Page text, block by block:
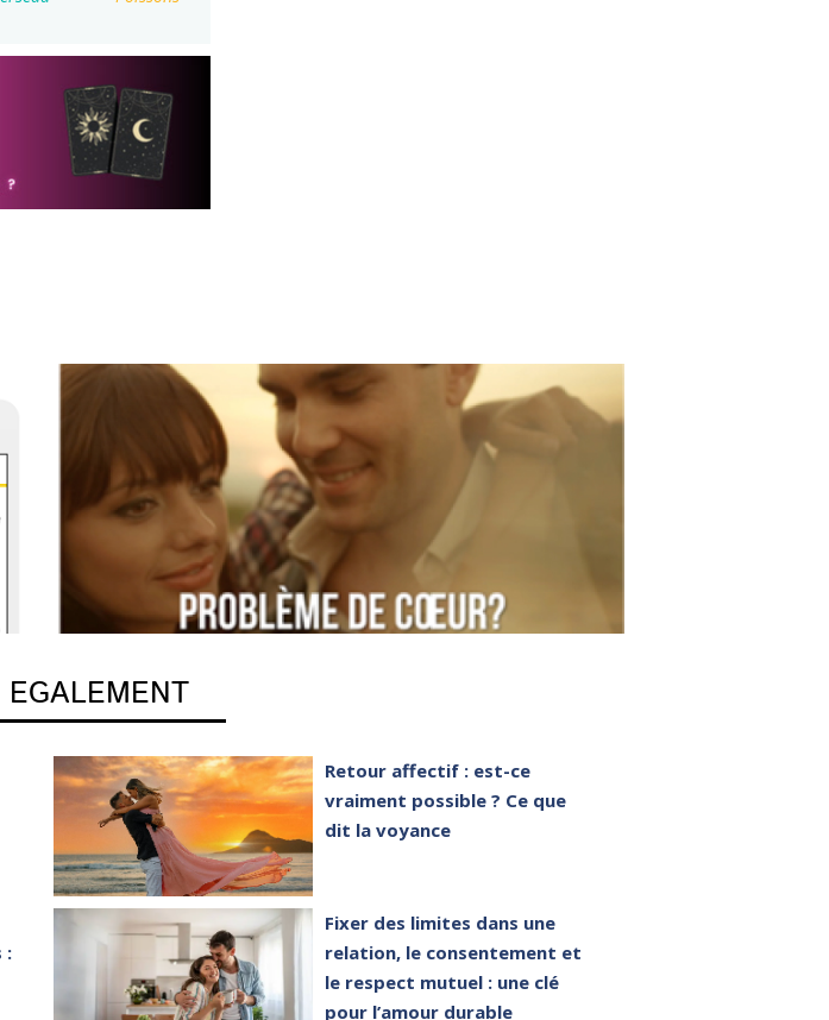
:
Retour affectif : est-ce
vraiment possible ? Ce que
dit la voyance
Fixer des limites dans une
relation, le consentement et
le respect mutuel : une clé
pour l’amour durable